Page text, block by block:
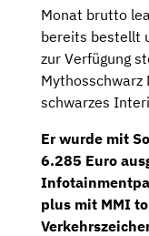
Monat brutto
bereits bestellt
zur Verfügung
schwarzes
Er wurde mit
6.285 Euro
plus mit MMI